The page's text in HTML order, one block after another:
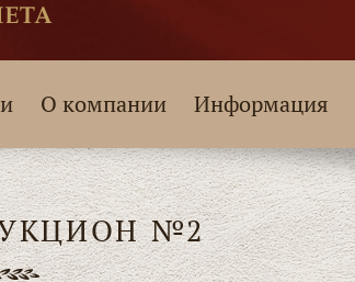
О компании Информация
№2